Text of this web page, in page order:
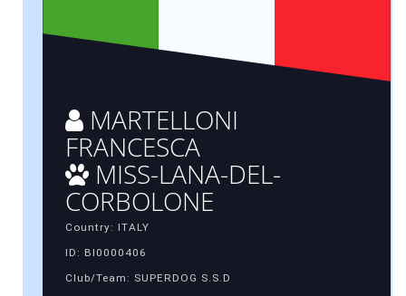
MARTELLONI
FRANCESCA
MISS-LANA-DEL-
CORBOLONE
Country: ITALY
ID: BI0000406
Club/Team: SUPERDOG S.S.D